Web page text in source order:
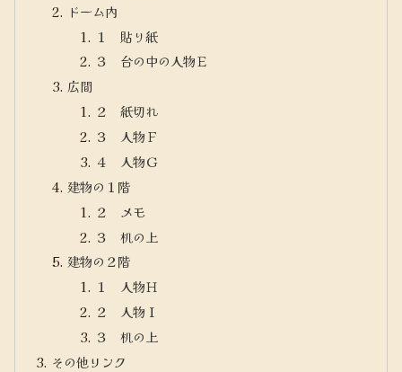
ドーム内
１ 貼り紙
３ 台の中の人物Ｅ
広間
２ 紙切れ
３ 人物Ｆ
４ 人物Ｇ
建物の１階
２ メモ
３ 机の上
建物の２階
１ 人物Ｈ
２ 人物Ｉ
３ 机の上
その他リンク